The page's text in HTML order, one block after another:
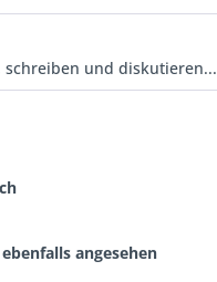
schreiben und diskutieren...
angesehen